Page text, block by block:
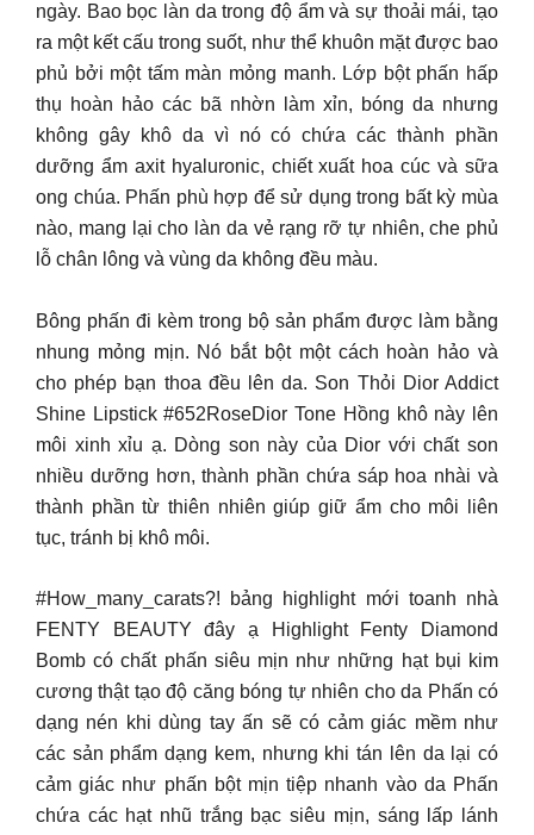
ngày. Bao bọc làn da trong độ ẩm và sự thoải mái, tạo
ra một kết cấu trong suốt, như thể khuôn mặt được bao
phủ bởi một tấm màn mỏng manh. Lớp bột phấn hấp
thụ hoàn hảo các bã nhờn làm xỉn, bóng da nhưng
không gây khô da vì nó có chứa các thành phần
dưỡng ẩm axit hyaluronic, chiết xuất hoa cúc và sữa
ong chúa. Phấn phù hợp để sử dụng trong bất kỳ mùa
nào, mang lại cho làn da vẻ rạng rỡ tự nhiên, che phủ
lỗ chân lông và vùng da không đều màu.
Bông phấn đi kèm trong bộ sản phẩm được làm bằng
nhung mỏng mịn. Nó bắt bột một cách hoàn hảo và
cho phép bạn thoa đều lên da. Son Thỏi Dior Addict
Shine Lipstick #652RoseDior Tone Hồng khô này lên
môi xinh xỉu ạ. Dòng son này của Dior với chất son
nhiều dưỡng hơn, thành phần chứa sáp hoa nhài và
thành phần từ thiên nhiên giúp giữ ẩm cho môi liên
tục, tránh bị khô môi.
#How_many_carats?! bảng highlight mới toanh nhà
FENTY BEAUTY đây ạ Highlight Fenty Diamond
Bomb có chất phấn siêu mịn như những hạt bụi kim
cương thật tạo độ căng bóng tự nhiên cho da Phấn có
dạng nén khi dùng tay ấn sẽ có cảm giác mềm như
các sản phẩm dạng kem, nhưng khi tán lên da lại có
cảm giác như phấn bột mịn tiệp nhanh vào da Phấn
chứa các hạt nhũ trắng bạc siêu mịn, sáng lấp lánh